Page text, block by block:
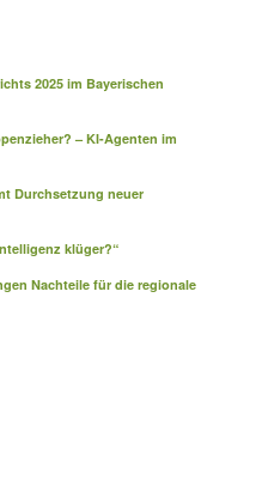
2025 im Bayerischen
– KI-Agenten im
Durchsetzung neuer
klüger?“
Nachteile für die regionale